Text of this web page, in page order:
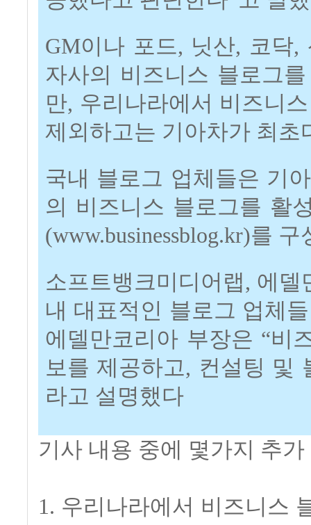
GM이나 포드, 닛산, 코닥
자사의 비즈니스 블로그
만, 우리나라에서 비즈니
제외하고는 기아차가 최초
국내 블로그 업체들은 기
의 비즈니스 블로그를 활
(www.businessblog.kr)를 구
소프트뱅크미디어랩, 에
내 대표적인 블로그 업체
에델만코리아 부장은 “비
보를 제공하고, 컨설팅 및
라고 설명했다
기사 내용 중에 몇가지 추
1. 우리나라에서 비즈니스